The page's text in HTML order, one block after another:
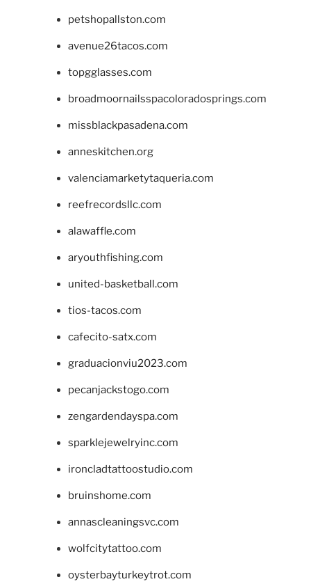
petshopallston.com
avenue26tacos.com
topgglasses.com
broadmoornailsspacoloradosprings.com
missblackpasadena.com
anneskitchen.org
valenciamarketytaqueria.com
reefrecordsllc.com
alawaffle.com
aryouthfishing.com
united-basketball.com
tios-tacos.com
cafecito-satx.com
graduacionviu2023.com
pecanjackstogo.com
zengardendayspa.com
sparklejewelryinc.com
ironcladtattoostudio.com
bruinshome.com
annascleaningsvc.com
wolfcitytattoo.com
oysterbayturkeytrot.com